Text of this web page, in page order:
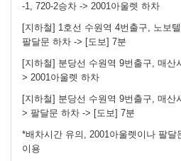
-1, 720-2승차 -> 2001아울렛 하차
[지하철] 1호선 수원역 4번출구, 노보
팔달문 하차 -> [도보] 7분
[지하철] 분당선 수원역 9번출구, 매산
> 2001아울렛 하차
[지하철] 분당선 수원역 9번출구, 매
> 팔달문 하차 -> [도보] 7분
*배차시간 유의, 2001아울렛이나 팔달
이용